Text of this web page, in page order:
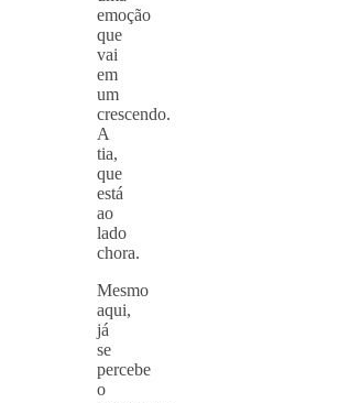
emoção
que
vai
em
um
crescendo.
A
tia,
que
está
ao
lado
chora.
Mesmo
aqui,
já
se
percebe
o